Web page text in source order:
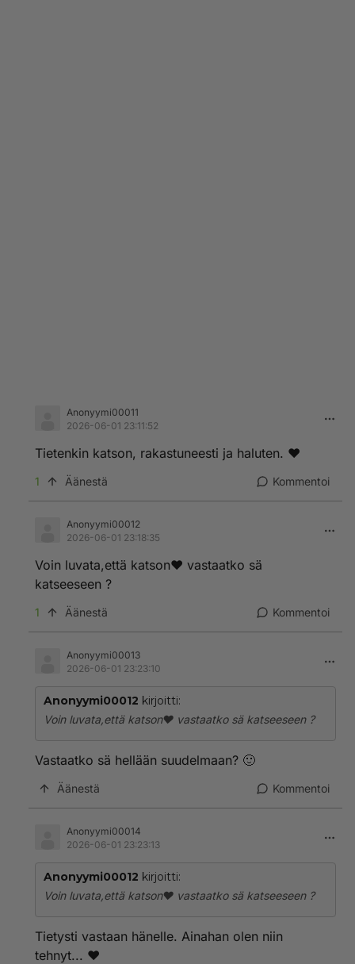
Anonyymi00011
2026-06-01 23:11:52
Tietenkin katson, rakastuneesti ja haluten. ❤️
1 Äänestä Kommentoi
Anonyymi00012
2026-06-01 23:18:35
Voin luvata,että katson❤️ vastaatko sä
katseeseen ?
1 Äänestä Kommentoi
Anonyymi00013
2026-06-01 23:23:10
Anonyymi00012 kirjoitti:
Voin luvata,että katson❤️ vastaatko sä katseeseen ?
Vastaatko sä hellään suudelmaan? 🙂
Äänestä Kommentoi
Anonyymi00014
2026-06-01 23:23:13
Anonyymi00012 kirjoitti:
Voin luvata,että katson❤️ vastaatko sä katseeseen ?
Tietysti vastaan hänelle. Ainahan olen niin
tehnyt... ❤️